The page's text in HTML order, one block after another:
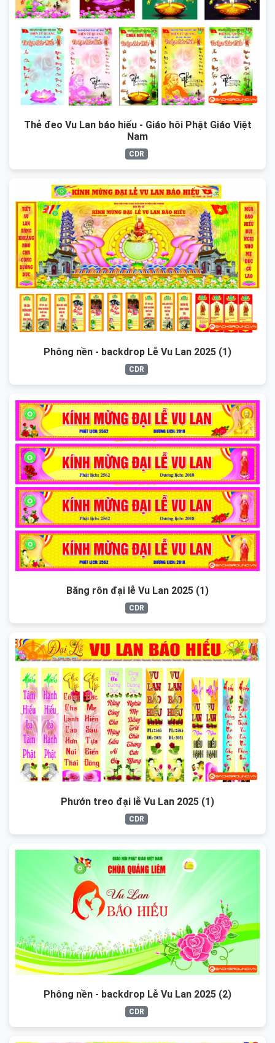
Thẻ đeo Vu Lan báo hiếu - Giáo hôi Phật Giáo Việt
Nam
CDR
Phông nền - backdrop Lễ Vu Lan 2025 (1)
CDR
Băng rôn đại lễ Vu Lan 2025 (1)
CDR
Phướn treo đại lễ Vu Lan 2025 (1)
CDR
Phông nền - backdrop Lễ Vu Lan 2025 (2)
CDR